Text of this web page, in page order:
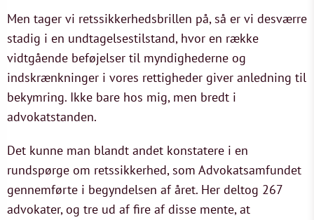
Men tager vi retssikkerhedsbrillen på, så er vi desværre
stadig i en undtagelsestilstand, hvor en række
vidtgående beføjelser til myndighederne og
indskrænkninger i vores rettigheder giver anledning til
bekymring. Ikke bare hos mig, men bredt i
advokatstanden.
Det kunne man blandt andet konstatere i en
rundspørge om retssikkerhed, som Advokatsamfundet
gennemførte i begyndelsen af året. Her deltog 267
advokater, og tre ud af fire af disse mente, at